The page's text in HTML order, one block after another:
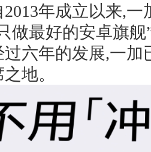
年成立以来,一
做最好的安卓旗
过六年的发展,一
地。